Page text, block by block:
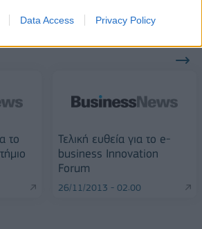
Data Access Privacy Policy
το
Τελική ευθεία για το e-
business Innovation
Forum
26/11/2013 - 02:00